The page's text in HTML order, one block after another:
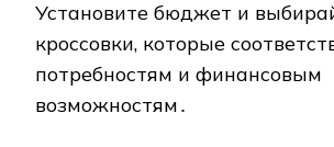
Установите бюджет и
кроссовки, которые
потребностям и финансовым
возможностям․